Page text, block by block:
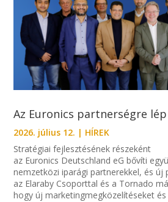
Az Euronics partnerségre
2026. július 12. | HÍREK
Stratégiai fejlesztésének részeként
az Euronics Deutschland eG bővíti
nemzetközi iparági partnerekkel, és új
az Elaraby Csoporttal és a Tornado
hogy új marketingmegközelítéseket